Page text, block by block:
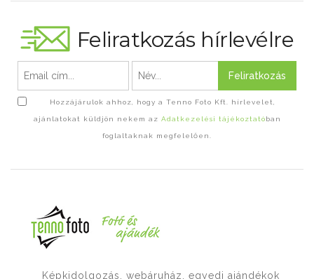
Feliratkozás hírlevélre
Feliratkozás
Hozzájárulok ahhoz, hogy a Tenno Foto Kft. hírlevelet,
ajánlatokat küldjön nekem az Adatkezelési tájékoztatóban
foglaltaknak megfelelően.
Képkidolgozás, webáruház, egyedi ajándékok